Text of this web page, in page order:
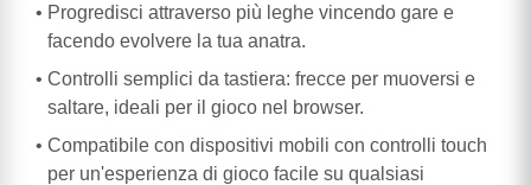
Progredisci attraverso più leghe vincendo gare e
facendo evolvere la tua anatra.
Controlli semplici da tastiera: frecce per muoversi e
saltare, ideali per il gioco nel browser.
Compatibile con dispositivi mobili con controlli touch
per un'esperienza di gioco facile su qualsiasi